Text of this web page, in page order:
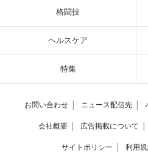
格闘技
ヘルスケア
特集
お問い合わせ ニュース配信先
会社概要 広告掲載について
サイトポリシー 利用